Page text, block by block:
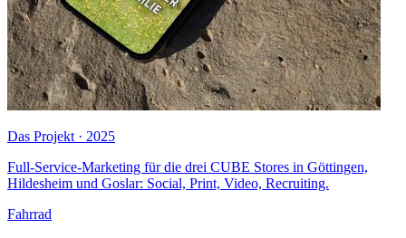
Das Projekt · 2025
Full-Service-Marketing für die drei CUBE Stores in Göttingen,
Hildesheim und Goslar: Social, Print, Video, Recruiting.
Fahrrad